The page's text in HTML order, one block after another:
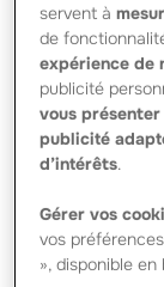
Son parcours
Diplômé
Canada),
Assurances,
automobile. Il
intervient
1994, il rejoint
développer en
Suravenir
régionaux du
servent à
de
expérience de
publicité
vous
publicité
d’intérêts.
Gérer vos
vos
», disponible en